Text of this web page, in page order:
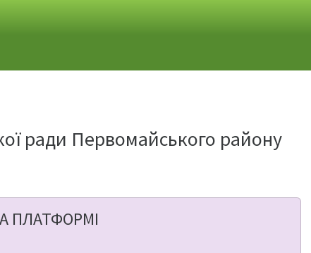
ради Первомайського району
ПЛАТФОРМІ